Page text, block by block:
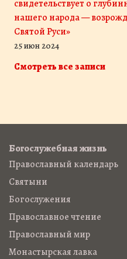
свидетельствует о
нашего народа —
Святой Руси»
25 июн 2024
Смотреть все записи
Богослужебная жизнь
Православный календарь
Святыни
Богослужения
Православное чтение
Православный мир
Монастырская лавка